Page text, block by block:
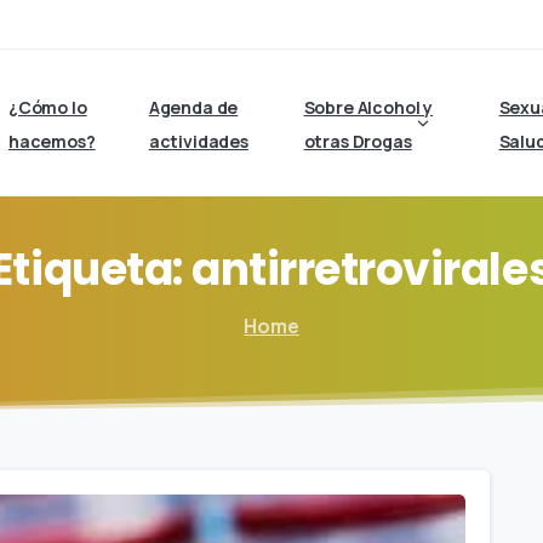
¿Cómo lo
hacemos?
Agenda de
actividades
Sobre Alcohol y
otras Drogas
Home